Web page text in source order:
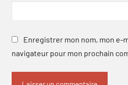
Enregistrer mon nom, mon e-
navigateur pour mon prochain